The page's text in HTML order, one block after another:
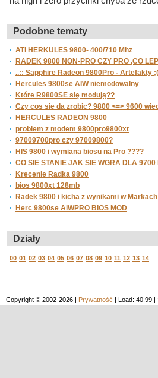
Podobne tematy
ATI HERKULES 9800- 400/710 Mhz
RADEK 9800 NON-PRO CZY PRO ,CO
..:: Sapphire Radeon 9800Pro - Artefakty
Hercules 9800se AIW niemodowalny
Które R9800SE się modują??
Czy cos sie da zrobic? 9800 <=> 9600
HERCULES RADEON 9800
problem z modem 9800pro9800xt
97009700pro czy 97009800?
HIS 9800 i wymiana biosu na Pro ????
CO SIE STANIE JAK SIE WGRA DLA
Krecenie Radka 9800
bios 9800xt 128mb
Radek 9800 i kicha z wynikami w
Herc 9800se AiWPRO BIOS MOD
Działy
00 01 02 03 04 05 06 07 08 09 10 11 12 13 14
Copyright © 2002-2026 | Prywatność | Load: 40.99 |